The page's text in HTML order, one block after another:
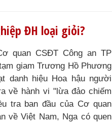
ĐH loại giỏi?
quan CSĐT Công an TP
giam Trương Hồ Phương
danh hiệu Hoa hậu người
về hành vi "lừa đảo chiếm
tra ban đầu của Cơ quan
về Việt Nam, Nga có quen